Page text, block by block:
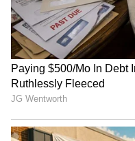
(ಜೂ.7):ಗೋಹತ್ಯೆ
ಸರ್ಕಾರ ವಾಪಸ್‌
ಗೋವಿನ ವಧೆಗೆ
ಕರಾವಳಿ ಜಿಲ್ಲೆಯ
ಒತ್ತಾಯಿಸಿದ್ದಾರೆ.
ಕಾರ್ಯಾಲಯದಲ್ಲಿ
ಗುರುಪುರ ವಜ್ರದೇಹಿ